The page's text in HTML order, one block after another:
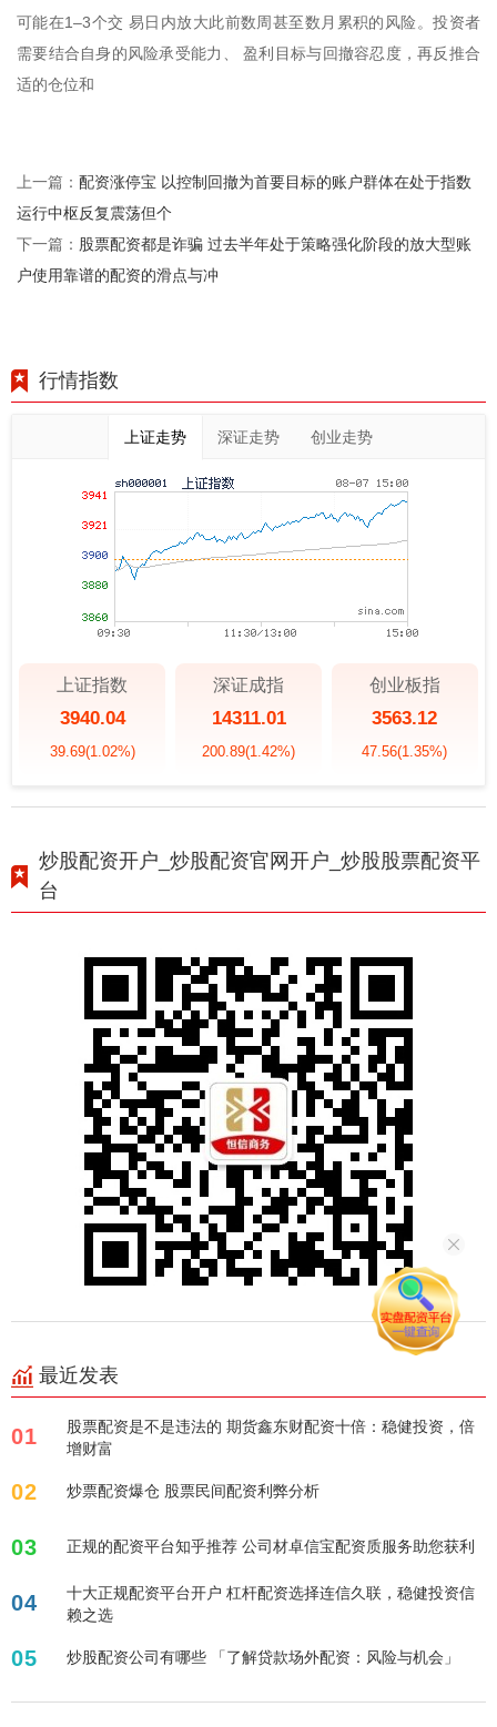
可能在1–3个交 易日内放大此前数周甚至数月累积的风险。投资者
需要结合自身的风险承受能力、 盈利目标与回撤容忍度，再反推合
适的仓位和
上一篇： 配资涨停宝 以控制回撤为首要目标的账户群体在处于指数
运行中枢反复震荡但个
下一篇： 股票配资都是诈骗 过去半年处于策略强化阶段的放大型账
户使用靠谱的配资的滑点与冲
行情指数
上证走势 深证走势 创业走势
上证指数
3940.04
39.69(1.02%)
深证成指
14311.01
200.89(1.42%)
创业板指
3563.12
47.56(1.35%)
炒股配资开户_炒股配资官网开户_炒股股票配资平
台
最近发表
01
股票配资是不是违法的 期货鑫东财配资十倍：稳健投资，倍
增财富
02 炒票配资爆仓 股票民间配资利弊分析
03 正规的配资平台知乎推荐 公司材卓信宝配资质服务助您获利
04
十大正规配资平台开户 杠杆配资选择连信久联，稳健投资信
赖之选
05 炒股配资公司有哪些 「了解贷款场外配资：风险与机会」